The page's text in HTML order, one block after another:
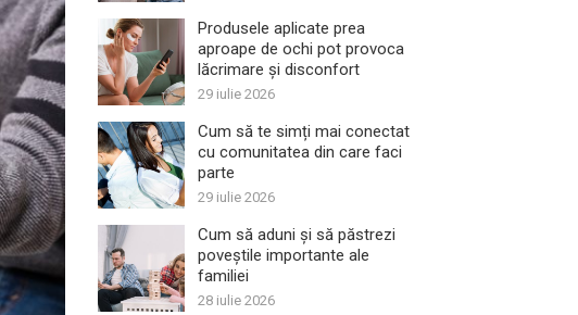
Produsele aplicate prea
aproape de ochi pot provoca
lăcrimare și disconfort
29 iulie 2026
Cum să te simți mai conectat
cu comunitatea din care faci
parte
29 iulie 2026
Cum să aduni și să păstrezi
poveștile importante ale
familiei
28 iulie 2026